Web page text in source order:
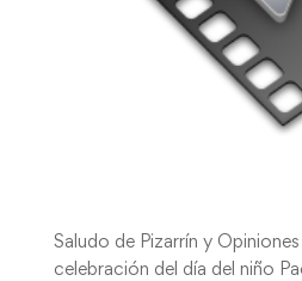
Saludo de Pizarrín y
celebración del día del niño